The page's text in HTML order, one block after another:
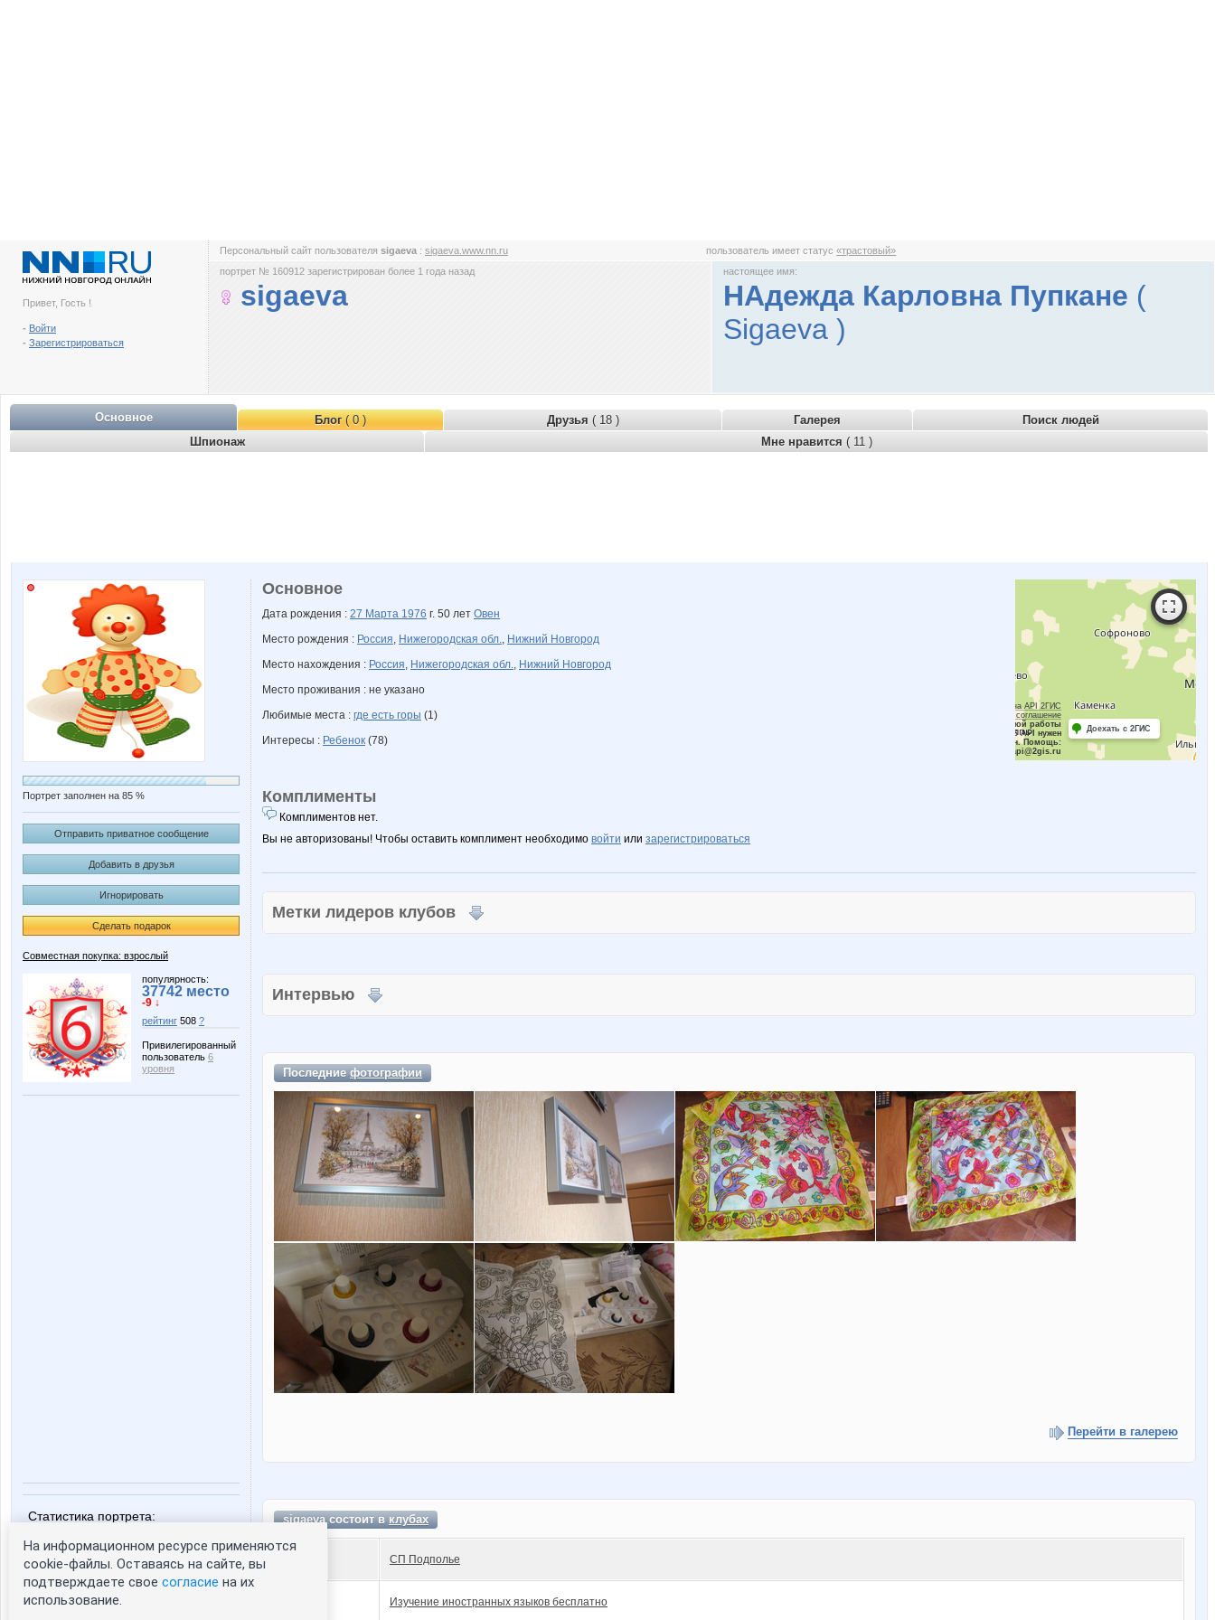
Привет, Гость !
- Войти
- Зарегистрироваться
Персональный сайт пользователя sigaeva : sigaeva.www.nn.ru пользователь имеет статус«трастовый»
портрет № 160912 зарегистрирован более 1 года назад
sigaeva
настоящее имя:
НАдежда Карловна Пупкане (
Sigaeva )
Основное Блог( 0 ) Друзья ( 18 ) Галерея
Поиск людей
Шпионаж
Мне нравится ( 11 )
Портрет заполнен на 85 %
Отправить приватное сообщение
Добавить в друзья
Игнорировать
Сделать подарок
Совместная покупка: взрослый
популярность:
37742 место
-9 ↓
рейтинг 508 ?
Привилегированный
пользователь 6
уровня
Статистика портрета:
сейчас просматривают портрет - 0
зарегистрированные пользователи
посетившие портрет за 7 дней - 0
Работает на API 2ГИС
Лицензионное соглашение
Для корректной работы
Raster JS API нужен
ключ. Помощь:
api@2gis.ru
Доехать с 2ГИС
Основное
Дата рождения : 27 Марта 1976 г. 50 лет Овен
Место рождения : Россия, Нижегородская обл., Нижний Новгород
Место нахождения : Россия, Нижегородская обл., Нижний Новгород
Место проживания : не указано
Любимые места : где есть горы (1)
Интересы : Ребенок (78)
Комплименты
Комплиментов нет.
Вы не авторизованы! Чтобы оставить комплимент необходимо войти или зарегистрироваться
Метки лидеров клубов
Интервью
Последниефотографии
Перейти в галерею
sigaeva состоит вклубах
СП Подполье
Изучение иностранных языков бесплатно
На информационном ресурсе применяются
cookie-файлы. Оставаясь на сайте, вы
подтверждаете свое согласие на их
использование.